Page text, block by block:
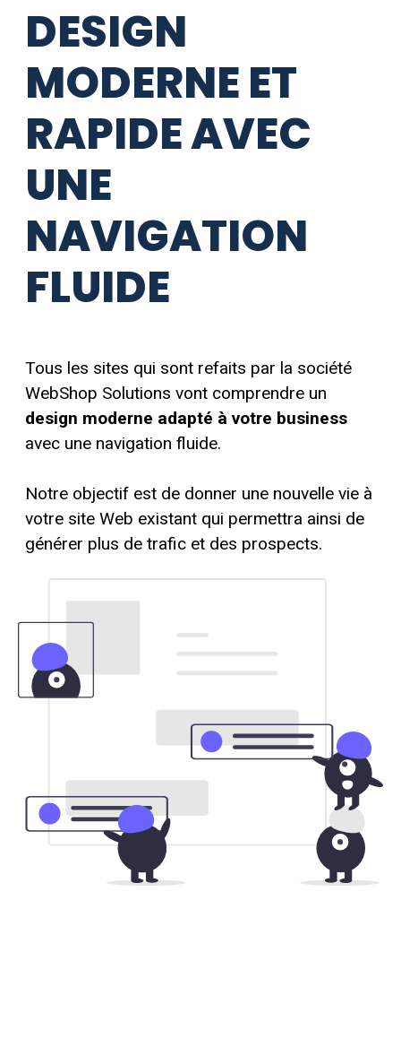
DESIGN
MODERNE ET
RAPIDE AVEC
UNE
NAVIGATION
FLUIDE
Tous les sites qui sont refaits par la société
WebShop Solutions vont comprendre un
design moderne adapté à votre business
avec une navigation fluide.
Notre objectif est de donner une nouvelle vie à
votre site Web existant qui permettra ainsi de
générer plus de trafic et des prospects.